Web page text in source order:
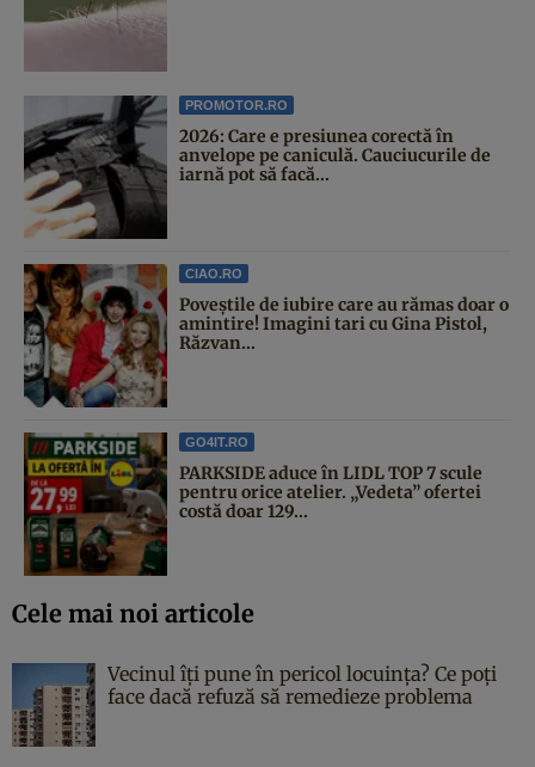
PROMOTOR.RO
2026: Care e presiunea corectă în
anvelope pe caniculă. Cauciucurile de
iarnă pot să facă...
CIAO.RO
Poveştile de iubire care au rămas doar o
amintire! Imagini tari cu Gina Pistol,
Răzvan...
GO4IT.RO
PARKSIDE aduce în LIDL TOP 7 scule
pentru orice atelier. „Vedeta” ofertei
costă doar 129...
Cele mai noi articole
Vecinul îți pune în pericol locuința? Ce poți
face dacă refuză să remedieze problema